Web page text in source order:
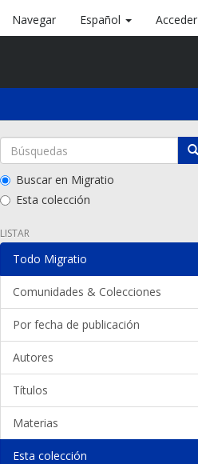
Navegar Español Acceder
Buscar en Migratio
Esta colección
LISTAR
Todo Migratio
Comunidades & Colecciones
Por fecha de publicación
Autores
Títulos
Materias
Esta colección